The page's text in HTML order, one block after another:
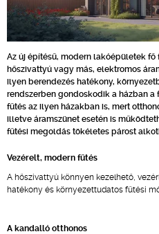
Az új építésű, modern lakóépületek
hőszivattyú vagy más, elektromos
ilyen berendezés hatékony,
rendszerben gondoskodik a házban
fűtés az ilyen házakban is, mert
illetve áramszünet esetén is
fűtési megoldás tökéletes párost
Vezérelt, modern fűtés
A hőszivattyú könnyen kezelhető,
hatékony és környezettudatos fűtési
A kandalló otthonos